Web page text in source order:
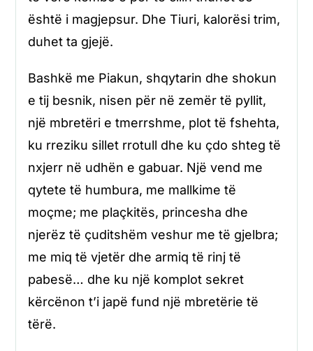
është i magjepsur. Dhe Tiuri, kalorësi trim,
duhet ta gjejë.
Bashkë me Piakun, shqytarin dhe shokun
e tij besnik, nisen për në zemër të pyllit,
një mbretëri e tmerrshme, plot të fshehta,
ku rreziku sillet rrotull dhe ku çdo shteg të
nxjerr në udhën e gabuar. Një vend me
qytete të humbura, me mallkime të
moçme; me plaçkitës, princesha dhe
njerëz të çuditshëm veshur me të gjelbra;
me miq të vjetër dhe armiq të rinj të
pabesë… dhe ku një komplot sekret
kërcënon t’i japë fund një mbretërie të
tërë.